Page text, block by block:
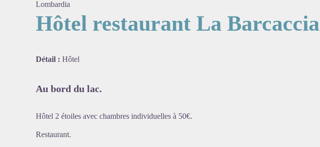
Lombardia
Hôtel restaurant La Barcaccia
Détail : Hôtel
Au bord du lac.
Hôtel 2 étoiles avec chambres individuelles à 50€.
Restaurant.